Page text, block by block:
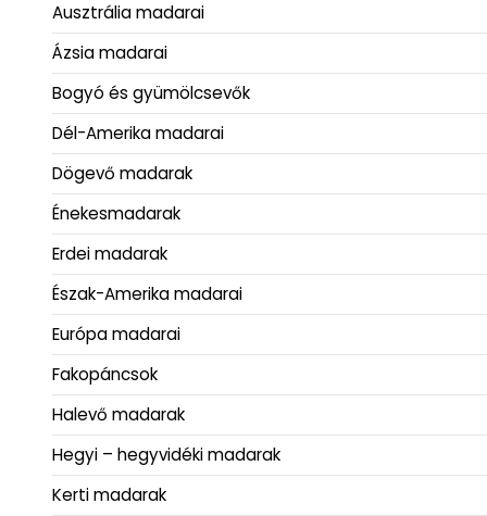
Ausztrália madarai
Ázsia madarai
Bogyó és gyümölcsevők
Dél-Amerika madarai
Dögevő madarak
Énekesmadarak
Erdei madarak
Észak-Amerika madarai
Európa madarai
Fakopáncsok
Halevő madarak
Hegyi – hegyvidéki madarak
Kerti madarak